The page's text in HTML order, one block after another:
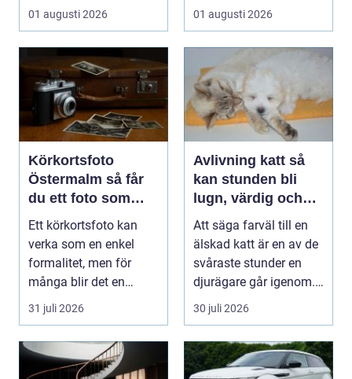
01 augusti 2026
börjar i köket....
01 augusti 2026
Körkortsfoto
Östermalm så får
du ett foto som
alltid blir godkänt
Ett körkortsfoto kan
verka som en enkel
formalitet, men för
många blir det en
oväntad källa till str...
31 juli 2026
Avlivning katt så
kan stunden bli
lugn, värdig och
trygg
Att säga farväl till en
älskad katt är en av de
svåraste stunder en
djurägare går igenom.
Beslutet o...
30 juli 2026